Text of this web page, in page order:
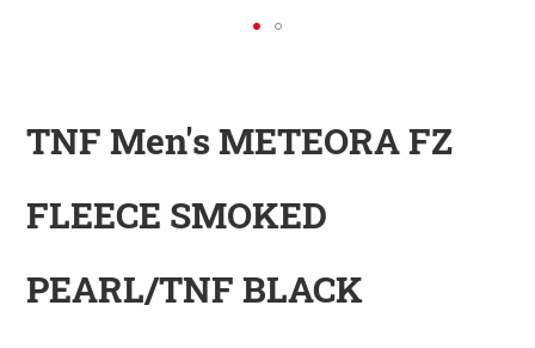
TNF Men's METEORA FZ
FLEECE SMOKED
PEARL/TNF BLACK